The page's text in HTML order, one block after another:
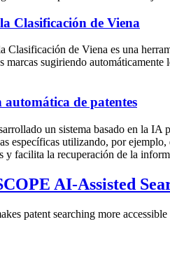
Clasificación de Viena
Clasificación de Viena es una
marcas sugiriendo
automática de patentes
un sistema basado en la IA
específicas utilizando, por
y facilita la recuperación de la
AI-Assisted
patent searching more